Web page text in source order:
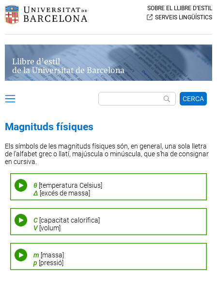
SOBRE EL LLIBRE D’ESTIL
SERVEIS LINGÜÍSTICS
Llibre d’estil
de la Universitat de Barcelona
CERCA
Magnituds físiques
Els símbols de les magnituds físiques són, en general, una sola lletra
de l’alfabet grec o llatí, majúscula o minúscula, que s’ha de consignar
en cursiva.
θ [temperatura Celsius]
Δ [excés de massa]
C [capacitat calorífica]
V[volum]
m [massa]
p [pressió]